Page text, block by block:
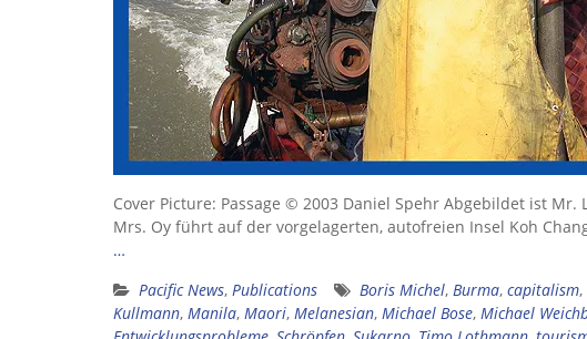
Cover Picture: Passage © 2003 Daniel Spehr Abgebildet ist
Mrs. Oy führt auf der vorgelagerten, autofreien Insel Koh
…
Pacific News, Publications Boris Michel, Burma, capitalism,
Kullmann, Manila, Maori, Melanesian, Michael Bose, Michael